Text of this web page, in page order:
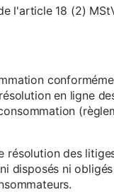
l'article 18 (2)
en ligne
des
disposés ni